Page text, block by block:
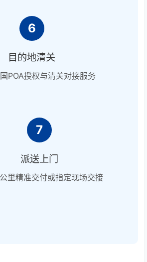
6
目的地清关
POA授权与清关对接服务
7
派送上门
里精准交付或指定现场交接